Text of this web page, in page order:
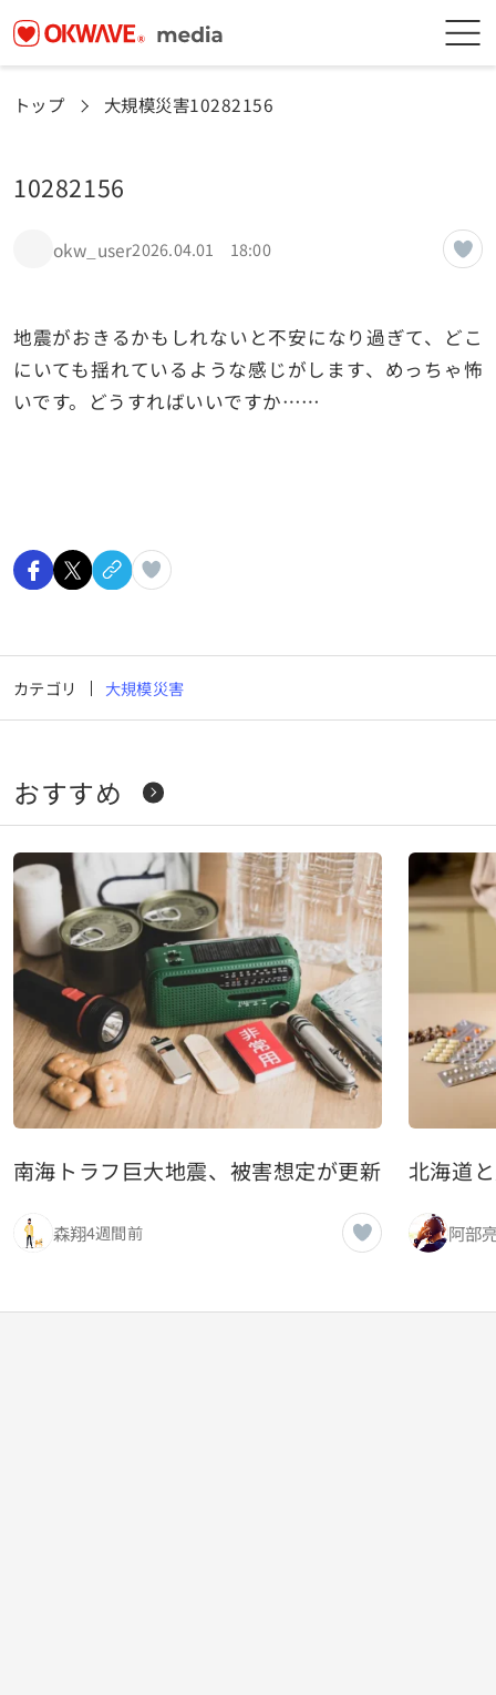
トップ 大規模災害10282156
10282156
okw_user2026.04.01 18:00
地震がおきるかもしれないと不安になり過ぎて、どこ
にいても揺れているような感じがします、めっちゃ怖
いです。どうすればいいですか……
カテゴリ 大規模災害
おすすめ
南海トラフ巨大地震、被害想定が更新されるた
森翔4週間前
北海道
阿部